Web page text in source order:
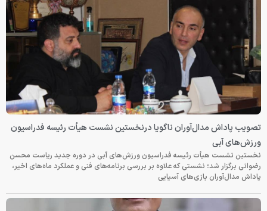
تصویب پاداش مدال‌آوران ناگویا درنخستین نشست هیأت رئیسه فدراسیون
ورزش‌های آبی
نخستین نشست هیأت رئیسه فدراسیون ورزش‌های آبی در دوره جدید ریاست محسن
رضوانی برگزار شد؛ نشستی که علاوه بر بررسی برنامه‌های فنی و عملکرد ماه‌های اخیر،
پاداش مدال‌آوران بازی‌های آسیایی